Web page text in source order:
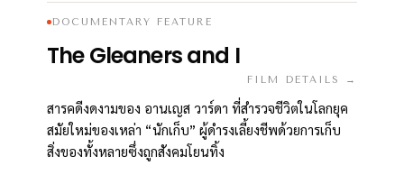
DOCUMENTARY FEATURE
The Gleaners and I
FILM DETAILS →
สารคดีงดงามของ อานเญส วาร์ดา ที่สำรวจชีวิตในโลกยุค
สมัยใหม่ของเหล่า “นักเก็บ” ผู้ดำรงเลี้ยงชีพด้วยการเก็บ
สิ่งของทั้งหลายซึ่งถูกสังคมโยนทิ้ง